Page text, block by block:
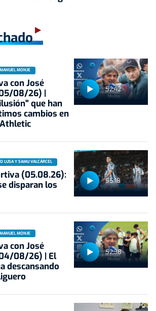
52:42
MONJE
con José
08/26) |
que han
cambios en
55:18
LUSA Y SAMU VALCÁRCEL
(05.08.26):
disparan los
52:38
MONJE
con José
08/26) | El
descansando